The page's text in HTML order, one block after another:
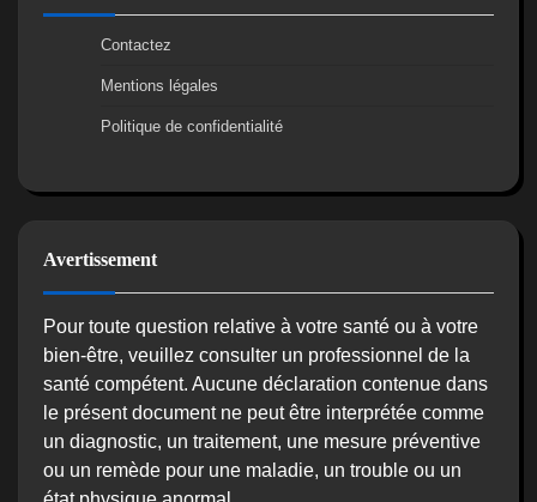
Contactez
Mentions légales
Politique de confidentialité
Avertissement
Pour toute question relative à votre santé ou à votre
bien-être, veuillez consulter un professionnel de la
santé compétent. Aucune déclaration contenue dans
le présent document ne peut être interprétée comme
un diagnostic, un traitement, une mesure préventive
ou un remède pour une maladie, un trouble ou un